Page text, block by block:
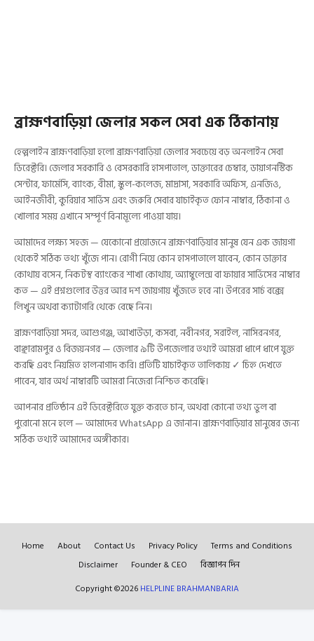
ব্রাহ্মণবাড়িয়া জেলার সকল সেবা এক ঠিকানায়
হেল্পলাইন ব্রাহ্মণবাড়িয়া হলো ব্রাহ্মণবাড়িয়া জেলার সবচেয়ে বড় অনলাইন সেবা
ডিরেক্টরি। জেলার সরকারি ও বেসরকারি হাসপাতাল, ডাক্তারের চেম্বার, ডায়াগনস্টিক
সেন্টার, ফার্মেসি, ব্যাংক, বীমা, স্কুল-কলেজ, মাদ্রাসা, সরকারি অফিস, এনজিও,
আইনজীবী, কুরিয়ার সার্ভিস এবং জরুরি সেবার যাচাইকৃত ফোন নাম্বার, ঠিকানা ও
খোলার সময় এখানে সম্পূর্ণ বিনামূল্যে পাওয়া যায়।
আমাদের লক্ষ্য সহজ — যেকোনো প্রয়োজনে ব্রাহ্মণবাড়িয়ার মানুষ যেন এক জায়গা
থেকেই সঠিক তথ্য খুঁজে পান। রোগী নিয়ে কোন হাসপাতালে যাবেন, কোন ডাক্তার
কোথায় বসেন, নিকটস্থ ব্যাংকের শাখা কোথায়, অ্যাম্বুলেন্স বা ফায়ার সার্ভিসের নাম্বার
কত — এই প্রশ্নগুলোর উত্তর আর দশ জায়গায় খুঁজতে হবে না। উপরের সার্চ বক্সে
লিখুন অথবা ক্যাটাগরি থেকে বেছে নিন।
ব্রাহ্মণবাড়িয়া সদর, আশুগঞ্জ, আখাউড়া, কসবা, নবীনগর, সরাইল, নাসিরনগর,
বাঞ্ছারামপুর ও বিজয়নগর — জেলার ৯টি উপজেলার তথ্যই আমরা ধাপে ধাপে যুক্ত
করছি এবং নিয়মিত হালনাগাদ করি। প্রতিটি যাচাইকৃত তালিকায় ✓ চিহ্ন দেখতে
পাবেন, যার অর্থ নাম্বারটি আমরা নিজেরা নিশ্চিত করেছি।
আপনার প্রতিষ্ঠান এই ডিরেক্টরিতে যুক্ত করতে চান, অথবা কোনো তথ্য ভুল বা
পুরোনো মনে হলে — আমাদের WhatsApp এ জানান। ব্রাহ্মণবাড়িয়ার মানুষের জন্য
সঠিক তথ্যই আমাদের অঙ্গীকার।
Home About Contact Us Privacy Policy
Terms and Conditions
Disclaimer
Founder & CEO
বিজ্ঞাপন দিন
Copyright ©2026 HELPLINE BRAHMANBARIA